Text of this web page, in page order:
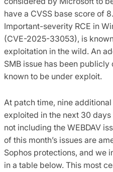
have a CVSS base score of 8.
Important-severity RCE in
(CVE-2025-33053), is
exploitation in the wild. An
SMB issue has been publicly
known to be under exploit.
At patch time, nine additional
exploited in the next 30 days
not including the WEBDAV
of this month’s issues are
Sophos protections, and we
in a table below. This most